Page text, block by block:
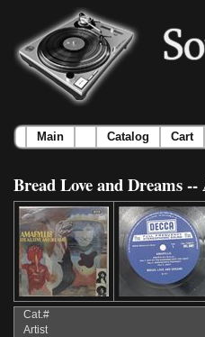
Main Catalog Cart
Bread Love and Dreams
Cat.#
Artist